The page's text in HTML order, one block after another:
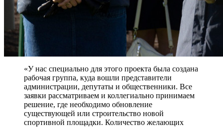
«У нас специально для этого проекта была создана
рабочая группа, куда вошли представители
администрации, депутаты и общественники. Все
заявки рассматриваем и коллегиально принимаем
решение, где необходимо обновление
существующей или строительство новой
спортивной площадки. Количество желающих